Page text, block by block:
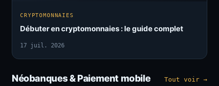
CRYPTOMONNAIES
Débuter en cryptomonnaies : le guide complet
17 juil. 2026
Néobanques & Paiement mobile Tout voir →